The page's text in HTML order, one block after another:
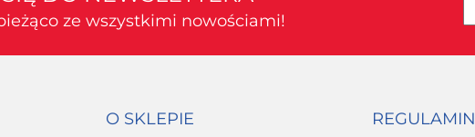
ze wszystkimi nowościami!
O SKLEPIE REGULAMIN